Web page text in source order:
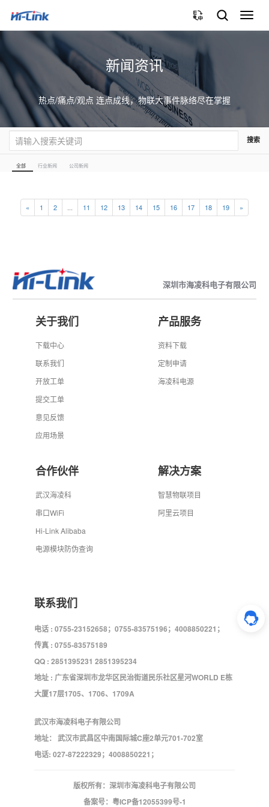
切
换
新闻资讯
热点/痛点/观点 连点成线，物联大事件脉络尽在掌握
搜索
全部 行业新闻 公司新闻
« 1 2 11 12 13 14 15 16 17 18 19 »
深圳市海凌科电子有限公司
关于我们
下载中心
联系我们
开放工单
提交工单
意见反馈
应用场景
产品服务
资料下载
定制申请
海凌科电源
合作伙伴
武汉海凌科
串口WiFi
Hi-Link Alibaba
电源模块防伪查询
解决方案
智慧物联项目
阿里云项目
联系我们
电话 : 0755-23152658；0755-83575196；4008850221；
传真 : 0755-83575189
QQ : 2851395231 2851395234
地址 : 广东省深圳市龙华区民治街道民乐社区星河WORLD E栋
大厦17层1705、1706、1709A
武汉市海凌科电子有限公司
地址： 武汉市武昌区中南国际城C座2单元701-702室
电话: 027-87222329；4008850221；
版权所有：深圳市海凌科电子有限公司
备案号： 粤ICP备12055399号-1